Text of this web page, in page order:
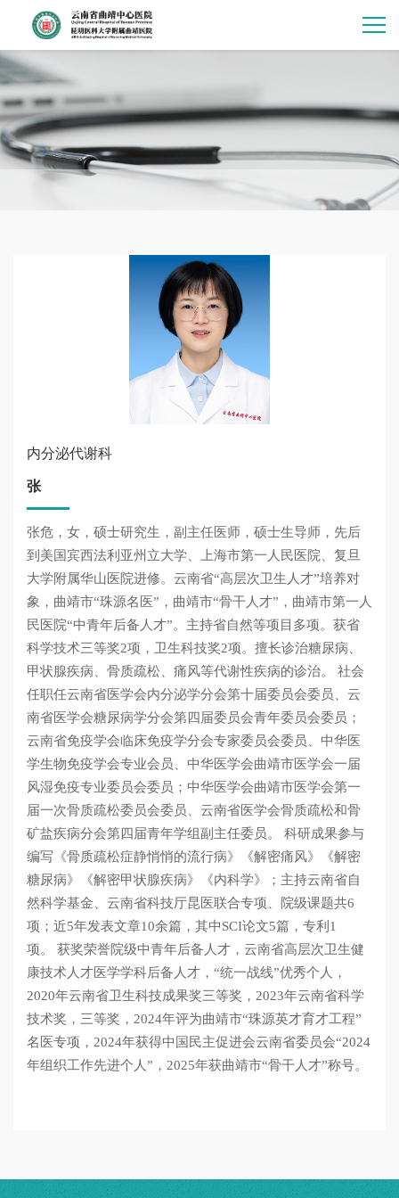
内分泌代谢科
张
危
张危，女，硕士研究生，副主任医师，硕士生导师，先后
到美国宾西法利亚州立大学、上海市第一人民医院、复旦
大学附属华山医院进修。云南省“高层次卫生人才”培养对
象，曲靖市“珠源名医”，曲靖市“骨干人才”，曲靖市第一人
民医院“中青年后备人才”。主持省自然等项目多项。获省
科学技术三等奖2项，卫生科技奖2项。擅长诊治糖尿病、
甲状腺疾病、骨质疏松、痛风等代谢性疾病的诊治。 社会
任职任云南省医学会内分泌学分会第十届委员会委员、云
南省医学会糖尿病学分会第四届委员会青年委员会委员；
云南省免疫学会临床免疫学分会专家委员会委员、中华医
学生物免疫学会专业会员、中华医学会曲靖市医学会一届
风湿免疫专业委员会委员；中华医学会曲靖市医学会第一
届一次骨质疏松委员会委员、云南省医学会骨质疏松和骨
矿盐疾病分会第四届青年学组副主任委员。 科研成果参与
编写《骨质疏松症静悄悄的流行病》《解密痛风》《解密
糖尿病》《解密甲状腺疾病》《内科学》；主持云南省自
然科学基金、云南省科技厅昆医联合专项、院级课题共6
项；近5年发表文章10余篇，其中SCI论文5篇，专利1
项。 获奖荣誉院级中青年后备人才，云南省高层次卫生健
康技术人才医学学科后备人才，“统一战线”优秀个人，
2020年云南省卫生科技成果奖三等奖，2023年云南省科学
技术奖，三等奖，2024年评为曲靖市“珠源英才育才工程”
名医专项，2024年获得中国民主促进会云南省委员会“2024
年组织工作先进个人”，2025年获曲靖市“骨干人才”称号。